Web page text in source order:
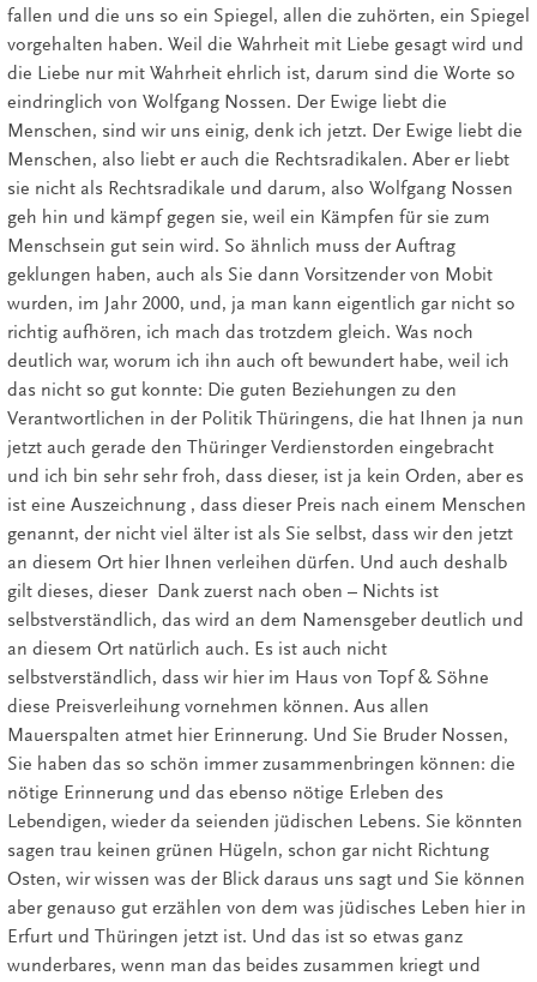
fallen und die uns so ein Spiegel, allen die zuhörten, ein Spiegel
vorgehalten haben. Weil die Wahrheit mit Liebe gesagt wird und
die Liebe nur mit Wahrheit ehrlich ist, darum sind die Worte so
eindringlich von Wolfgang Nossen. Der Ewige liebt die
Menschen, sind wir uns einig, denk ich jetzt. Der Ewige liebt die
Menschen, also liebt er auch die Rechtsradikalen. Aber er liebt
sie nicht als Rechtsradikale und darum, also Wolfgang Nossen
geh hin und kämpf gegen sie, weil ein Kämpfen für sie zum
Menschsein gut sein wird. So ähnlich muss der Auftrag
geklungen haben, auch als Sie dann Vorsitzender von Mobit
wurden, im Jahr 2000, und, ja man kann eigentlich gar nicht so
richtig aufhören, ich mach das trotzdem gleich. Was noch
deutlich war, worum ich ihn auch oft bewundert habe, weil ich
das nicht so gut konnte: Die guten Beziehungen zu den
Verantwortlichen in der Politik Thüringens, die hat Ihnen ja nun
jetzt auch gerade den Thüringer Verdienstorden eingebracht
und ich bin sehr sehr froh, dass dieser, ist ja kein Orden, aber es
ist eine Auszeichnung , dass dieser Preis nach einem Menschen
genannt, der nicht viel älter ist als Sie selbst, dass wir den jetzt
an diesem Ort hier Ihnen verleihen dürfen. Und auch deshalb
gilt dieses, dieser Dank zuerst nach oben – Nichts ist
selbstverständlich, das wird an dem Namensgeber deutlich und
an diesem Ort natürlich auch. Es ist auch nicht
selbstverständlich, dass wir hier im Haus von Topf & Söhne
diese Preisverleihung vornehmen können. Aus allen
Mauerspalten atmet hier Erinnerung. Und Sie Bruder Nossen,
Sie haben das so schön immer zusammenbringen können: die
nötige Erinnerung und das ebenso nötige Erleben des
Lebendigen, wieder da seienden jüdischen Lebens. Sie könnten
sagen trau keinen grünen Hügeln, schon gar nicht Richtung
Osten, wir wissen was der Blick daraus uns sagt und Sie können
aber genauso gut erzählen von dem was jüdisches Leben hier in
Erfurt und Thüringen jetzt ist. Und das ist so etwas ganz
wunderbares, wenn man das beides zusammen kriegt und